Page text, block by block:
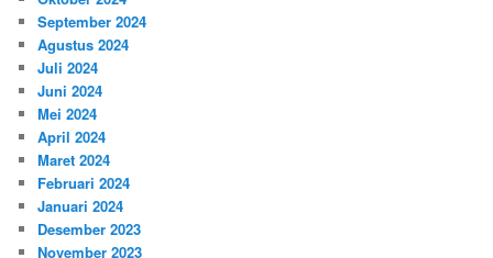
September 2024
Agustus 2024
Juli 2024
Juni 2024
Mei 2024
April 2024
Maret 2024
Februari 2024
Januari 2024
Desember 2023
November 2023